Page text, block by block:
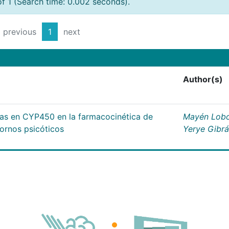
previous 1 next
Author(s)
en CYP450 en la farmacocinética de
psicóticos
Mayén
Yerye